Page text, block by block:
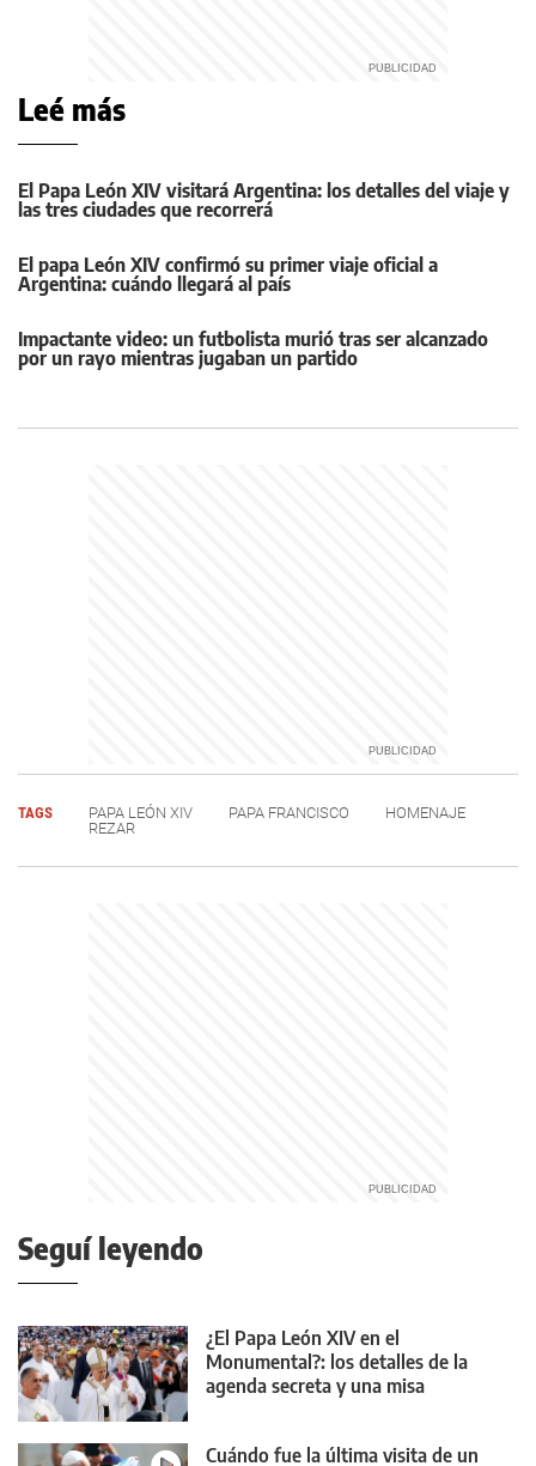
Leé más
El Papa León XIV visitará Argentina: los detalles del viaje y
las tres ciudades que recorrerá
El papa León XIV confirmó su primer viaje oficial a
Argentina: cuándo llegará al país
Impactante video: un futbolista murió tras ser alcanzado
por un rayo mientras jugaban un partido
TAGS PAPA LEÓN XIV PAPA FRANCISCO
HOMENAJE
REZAR
Seguí leyendo
¿El Papa León XIV en el
Monumental?: los detalles de la
agenda secreta y una misa
Cuándo fue la última visita de un